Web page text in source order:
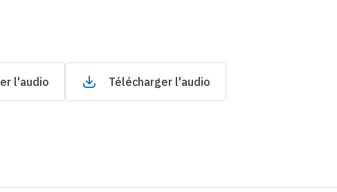
l'audio Télécharger l'audio